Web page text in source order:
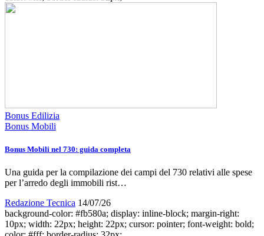
Bonus Edilizia
Bonus Mobili
Bonus Mobili nel 730: guida completa
Una guida per la compilazione dei campi del 730 relativi alle spese
per l’arredo degli immobili rist…
Redazione Tecnica 14/07/26
background-color: #fb580a; display: inline-block; margin-right:
10px; width: 22px; height: 22px; cursor: pointer; font-weight: bold;